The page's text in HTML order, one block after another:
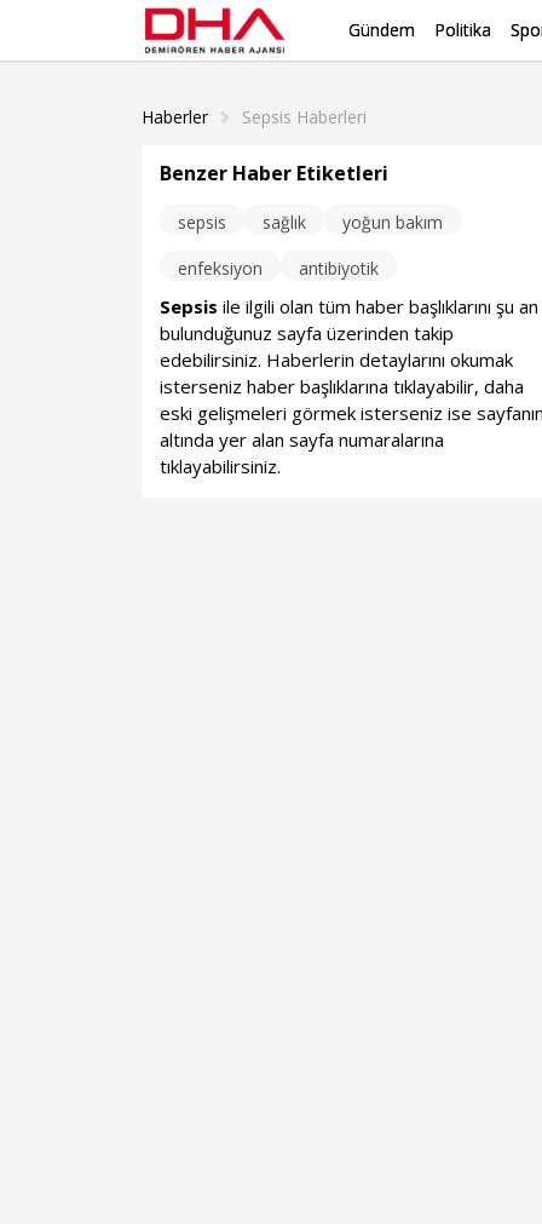
Gündem Politika
Haberler
Sepsis Haberleri
Benzer Haber Etiketleri
sepsis sağlık
yoğun bakım
enfeksiyon
antibiyotik
Sepsis ile ilgili olan tüm haber başlıklarını şu an
bulunduğunuz sayfa üzerinden takip
edebilirsiniz. Haberlerin detaylarını okumak
isterseniz haber başlıklarına tıklayabilir, daha
eski gelişmeleri görmek isterseniz ise sayfanın
altında yer alan sayfa numaralarına
tıklayabilirsiniz.